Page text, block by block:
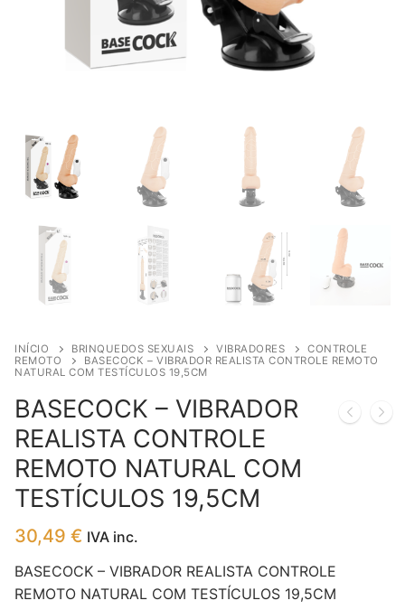
INÍCIO BRINQUEDOS SEXUAIS VIBRADORES
CONTROLE
REMOTO
BASECOCK – VIBRADOR REALISTA CONTROLE REMOTO
NATURAL COM TESTÍCULOS 19,5CM
BASECOCK – VIBRADOR
REALISTA CONTROLE
REMOTO NATURAL COM
TESTÍCULOS 19,5CM
30,49 € IVA inc.
BASECOCK – VIBRADOR REALISTA CONTROLE
REMOTO NATURAL COM TESTÍCULOS 19,5CM